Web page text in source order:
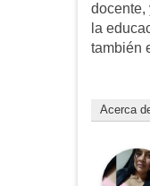
docente,
la
también
Acerca